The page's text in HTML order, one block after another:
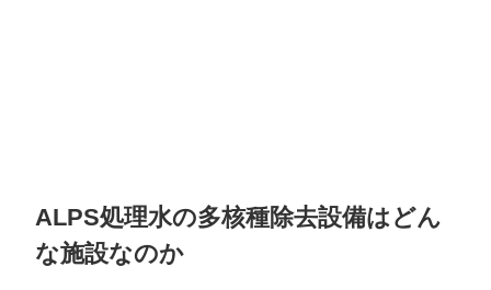
ALPS処理水の多核種除去設備はどん
な施設なのか